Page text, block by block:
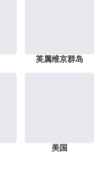
英属维京群岛
美国